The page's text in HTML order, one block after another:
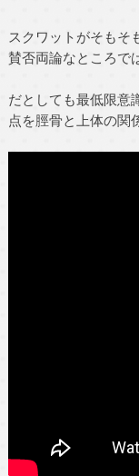
スクワットがそもそ
賛否両論なところで
だとしても最低限意
点を脛骨と上体の関